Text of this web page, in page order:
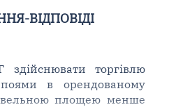
ВІДПОВІДІ
торгівлю
в орендованому
площею менше